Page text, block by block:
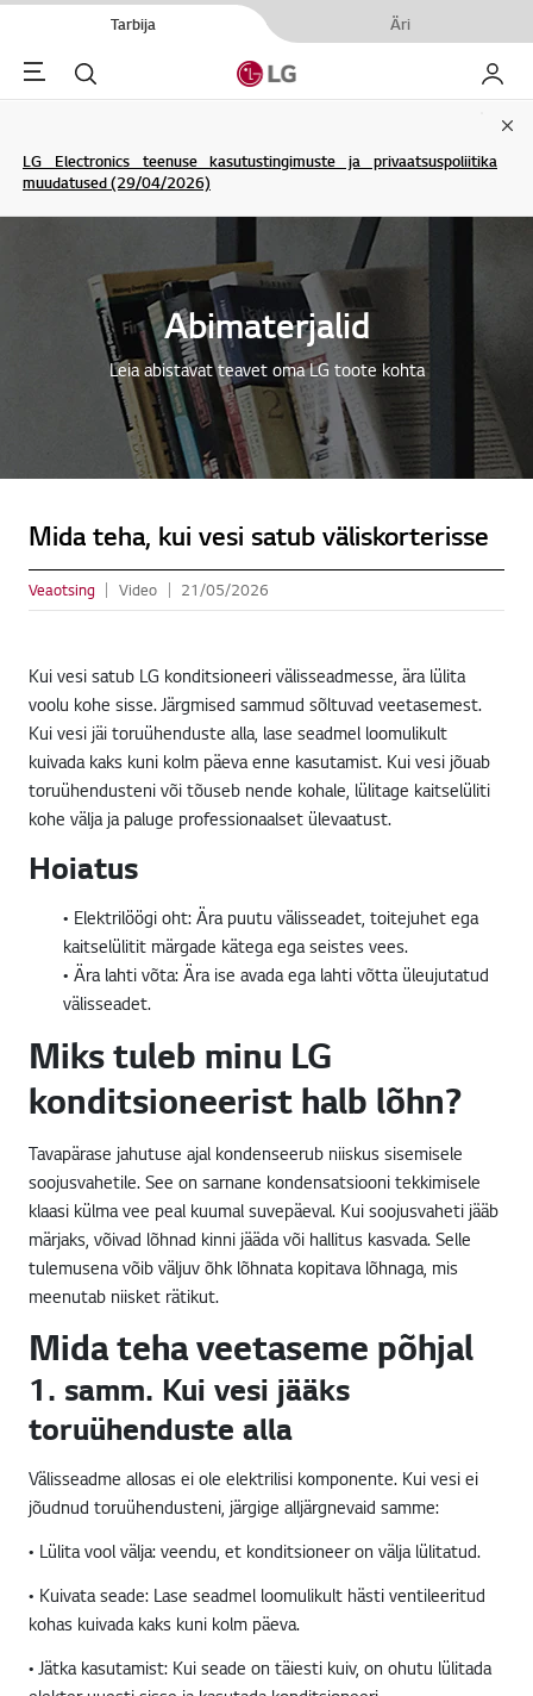
Tarbija Äri
Menu Otsi Minu
LG Electronics teenuse kasutustingimuste ja privaatsuspoliitika
muudatused (29/04/2026)
Abimaterjalid
Leia abistavat teavet oma LG toote kohta
Mida teha, kui vesi satub väliskorterisse
Veaotsing Video 21/05/2026
Kui vesi satub LG konditsioneeri välisseadmesse, ära lülita
voolu kohe sisse. Järgmised sammud sõltuvad veetasemest.
Kui vesi jäi toruühenduste alla, lase seadmel loomulikult
kuivada kaks kuni kolm päeva enne kasutamist. Kui vesi jõuab
toruühendusteni või tõuseb nende kohale, lülitage kaitselüliti
kohe välja ja paluge professionaalset ülevaatust.
Hoiatus
• Elektrilöögi oht: Ära puutu välisseadet, toitejuhet ega
kaitselülitit märgade kätega ega seistes vees.
• Ära lahti võta: Ära ise avada ega lahti võtta üleujutatud
välisseadet.
Miks tuleb minu LG
konditsioneerist halb lõhn?
Tavapärase jahutuse ajal kondenseerub niiskus sisemisele
soojusvahetile. See on sarnane kondensatsiooni tekkimisele
klaasi külma vee peal kuumal suvepäeval. Kui soojusvaheti jääb
märjaks, võivad lõhnad kinni jääda või hallitus kasvada. Selle
tulemusena võib väljuv õhk lõhnata kopitava lõhnaga, mis
meenutab niisket rätikut.
Mida teha veetaseme põhjal
1. samm. Kui vesi jääks
toruühenduste alla
Välisseadme allosas ei ole elektrilisi komponente. Kui vesi ei
jõudnud toruühendusteni, järgige alljärgnevaid samme:
• Lülita vool välja: veendu, et konditsioneer on välja lülitatud.
• Kuivata seade: Lase seadmel loomulikult hästi ventileeritud
kohas kuivada kaks kuni kolm päeva.
• Jätka kasutamist: Kui seade on täiesti kuiv, on ohutu lülitada